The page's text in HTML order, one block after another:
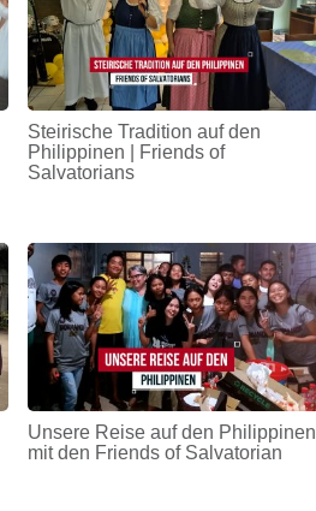
Steirische Tradition auf den
Philippinen | Friends of
Salvatorians
Unsere Reise auf den Philippinen
mit den Friends of Salvatorian